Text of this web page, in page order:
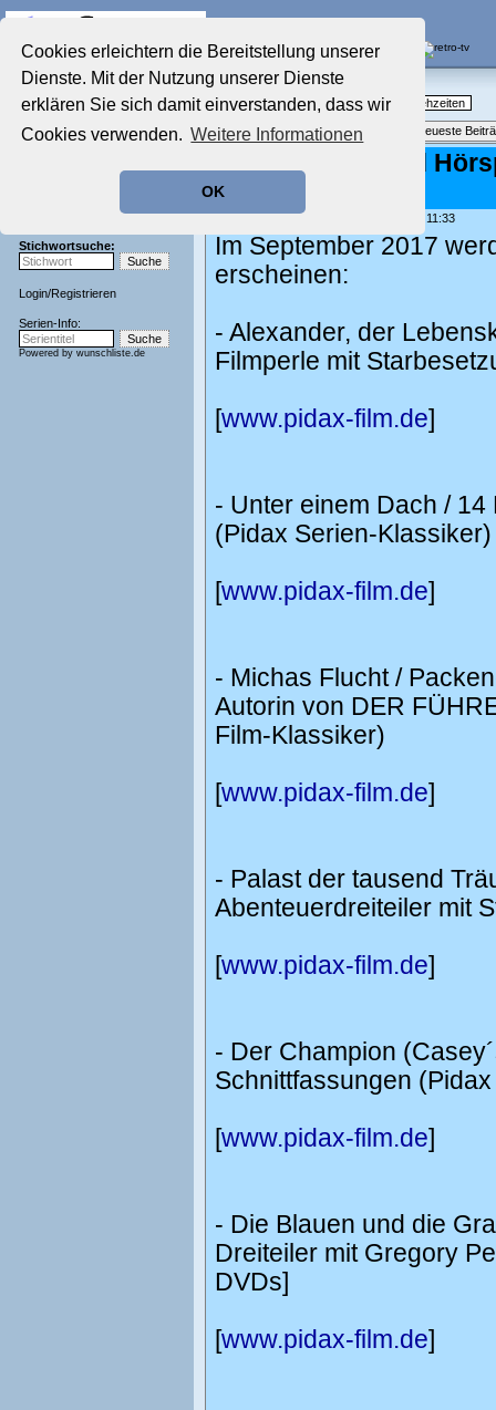
Cookies erleichtern die Bereitstellung unserer
Dienste. Mit der Nutzung unserer Dienste
erklären Sie sich damit einverstanden, dass wir
Cookies verwenden. Weitere Informationen
OK
Startseite
Aktuelles Forum
Film-Forum
Zeichentrick-Forum
Stichwortsuche:
Login/Registrieren
Serien-Info:
Powered by wunschliste.de
Nostalgieecke
TV-Erinnerungen an gute, alte Fernsehzeiten
Themenübersicht • Neues Thema Neueste
Film-, Serien- und
September 2017
geschrieben von: , 04.07.17 11:33
Im September 2017
erscheinen:
- Alexander, der
Filmperle mit
[www.pidax-film.de]
- Unter einem Dach /
(Pidax Serien-
[www.pidax-film.de]
- Michas Flucht /
Autorin von DER
Film-Klassiker)
[www.pidax-film.de]
- Palast der tausend
Abenteuerdreiteiler mit
[www.pidax-film.de]
- Der Champion
Schnittfassungen
[www.pidax-film.de]
- Die Blauen und die
Dreiteiler mit Gregory
DVDs]
[www.pidax-film.de]